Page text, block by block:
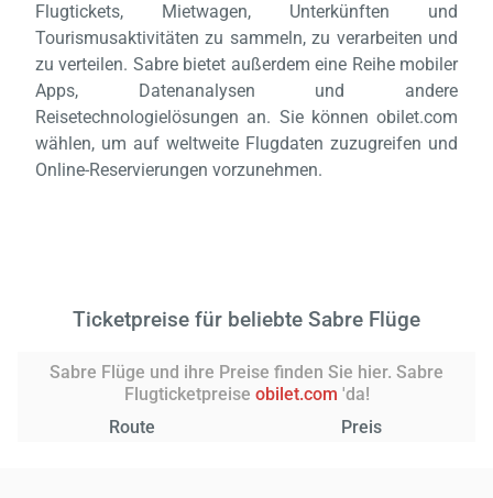
Flugtickets, Mietwagen, Unterkünften und
Tourismusaktivitäten zu sammeln, zu verarbeiten und
zu verteilen. Sabre bietet außerdem eine Reihe mobiler
Apps, Datenanalysen und andere
Reisetechnologielösungen an. Sie können obilet.com
wählen, um auf weltweite Flugdaten zuzugreifen und
Online-Reservierungen vorzunehmen.
Ticketpreise für beliebte Sabre Flüge
Sabre Flüge und ihre Preise finden Sie hier. Sabre
Flugticketpreise obilet.com 'da!
Route
Preis